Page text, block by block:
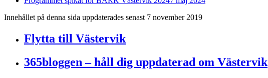
Innehållet på denna sida uppdaterades senast 7 november 2019
Flytta till Västervik
365bloggen – håll dig uppdaterad om Västervik